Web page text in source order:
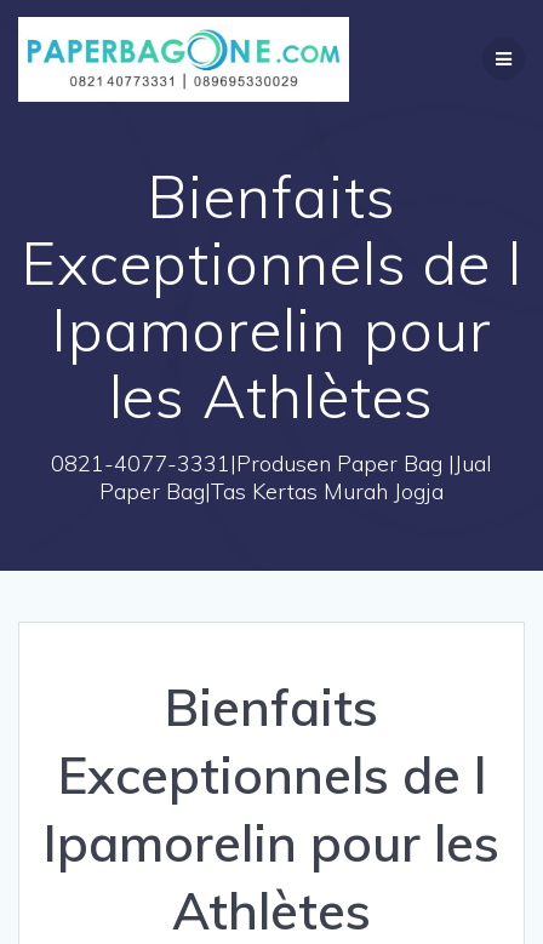
Skip
content
Bienfaits
Exceptionnels de l
Ipamorelin pour
les Athlètes
0821-4077-3331|Produsen Paper Bag |Jual
Paper Bag|Tas Kertas Murah Jogja
Bienfaits
Exceptionnels de l
Ipamorelin pour les
Athlètes